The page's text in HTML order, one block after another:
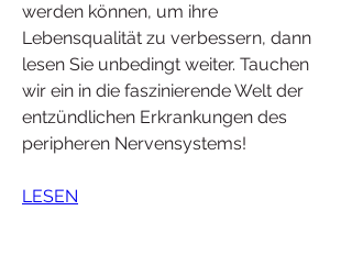
werden können, um ihre
Lebensqualität zu verbessern, dann
lesen Sie unbedingt weiter. Tauchen
wir ein in die faszinierende Welt der
entzündlichen Erkrankungen des
peripheren Nervensystems!
LESEN